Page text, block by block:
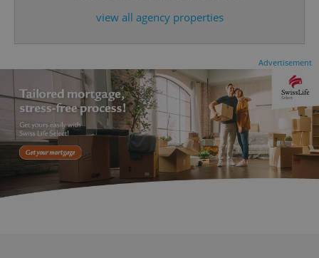
view all agency properties
Advertisement
^eps_[0-9]+$ .expats.cz 1